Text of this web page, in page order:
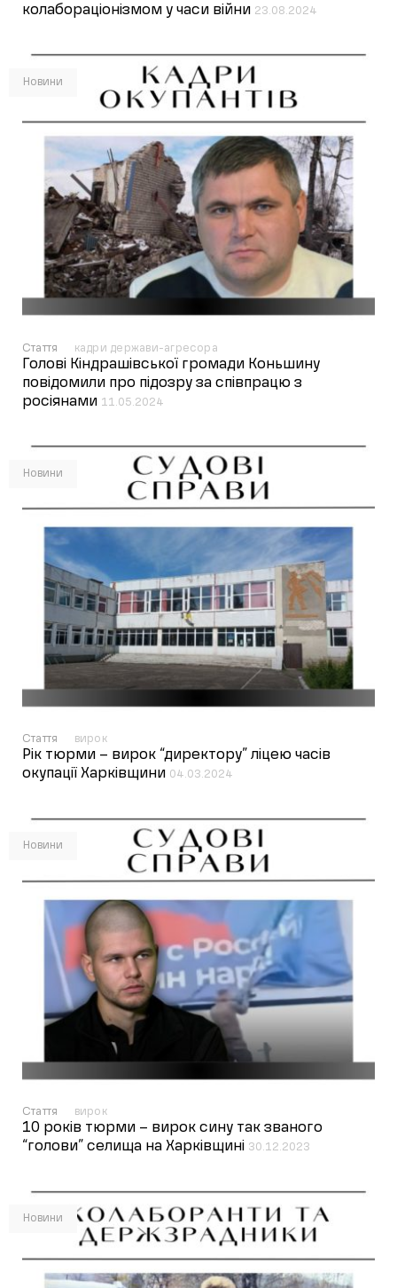
колабораціонізмом у часи війни 23.08.2024
Новини
Стаття кадри держави-агресора
Голові Кіндрашівської громади Коньшину
повідомили про підозру за співпрацю з
росіянами 11.05.2024
Новини
Стаття вирок
Рік тюрми – вирок “директору” ліцею часів
окупації Харківщини 04.03.2024
Новини
Стаття вирок
10 років тюрми – вирок сину так званого
“голови” селища на Харківщині 30.12.2023
Новини